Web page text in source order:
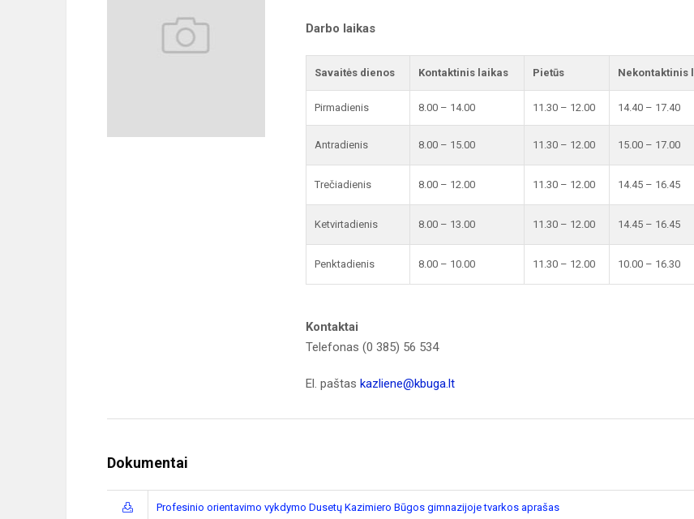
Darbo laikas
Savaitės dienos Kontaktinis laikas Pietūs Nekontaktinis
Pirmadienis 8.00 – 14.00 11.30 – 12.00 14.40 – 17.40
Antradienis 8.00 – 15.00 11.30 – 12.00 15.00 – 17.00
Trečiadienis 8.00 – 12.00 11.30 – 12.00 14.45 – 16.45
Ketvirtadienis 8.00 – 13.00 11.30 – 12.00 14.45 – 16.45
Penktadienis 8.00 – 10.00 11.30 – 12.00 10.00 – 16.30
Kontaktai
Telefonas (0 385) 56 534
El. paštas kazliene@kbuga.lt
Dokumentai
Profesinio orientavimo vykdymo Dusetų Kazimiero Būgos gimnazijoje tvarkos aprašas